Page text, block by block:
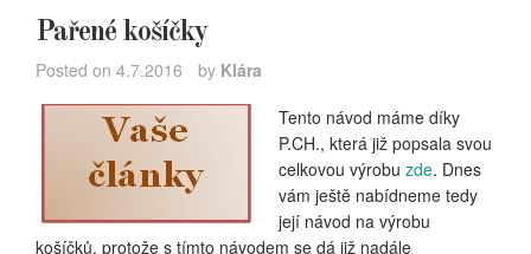
Pařené košíčky
Posted on 4.7.2016 by Klára
Tento návod máme díky
P.CH., která již popsala svou
celkovou výrobu zde. Dnes
vám ještě nabídneme tedy
její návod na výrobu
košíčků, protože s tímto návodem se dá již nadále